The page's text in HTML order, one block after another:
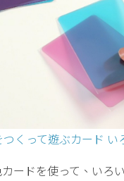
つくって遊ぶカード い
ードを使って、いろ